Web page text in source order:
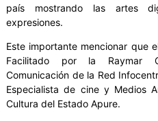
país mostrando las artes
expresiones.
Este importante mencionar que
Facilitado por la Raymar
Comunicación de la Red
Especialista de cine y Medios
Cultura del Estado Apure.